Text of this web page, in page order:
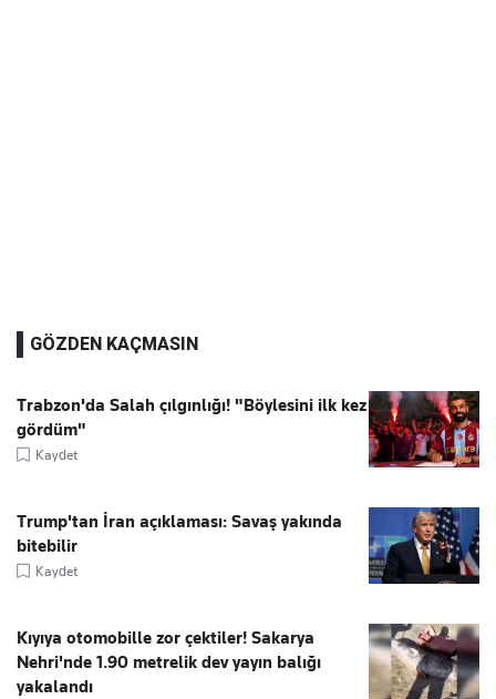
GÖZDEN KAÇMASIN
Trabzon'da Salah çılgınlığı! "Böylesini ilk kez
gördüm"
Kaydet
Trump'tan İran açıklaması: Savaş yakında
bitebilir
Kaydet
Kıyıya otomobille zor çektiler! Sakarya
Nehri'nde 1.90 metrelik dev yayın balığı
yakalandı